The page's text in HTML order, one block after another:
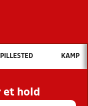
vil du søge efter?
OG NYHEDER
KLUBBER OG
KAMP
et hold